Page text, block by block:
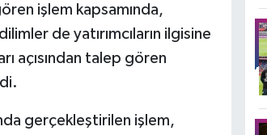
işlem kapsamında,
de yatırımcıların ilgisine
açısından talep gören
gerçekleştirilen işlem,